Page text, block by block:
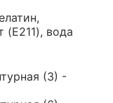
(E211), вода
(3) -